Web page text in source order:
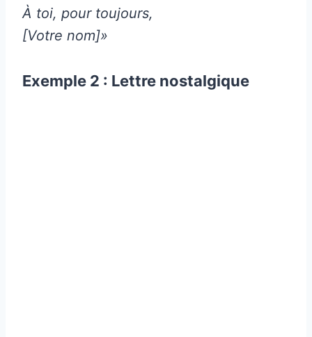
À toi, pour toujours,
[Votre nom]»
Exemple 2 : Lettre nostalgique